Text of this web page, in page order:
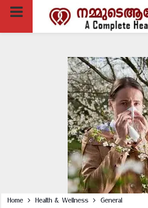
PRIMARY
Home Health & Wellness
General